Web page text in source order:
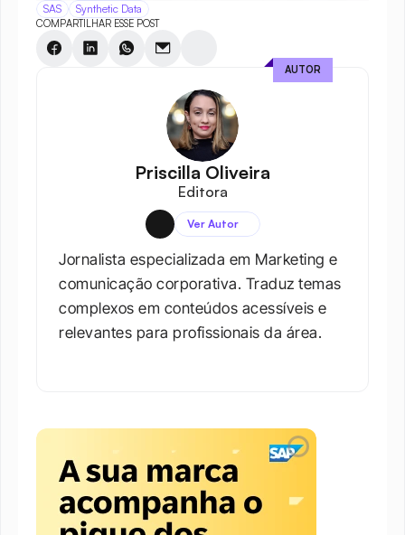
SAS Synthetic Data
COMPARTILHAR ESSE POST
Priscilla Oliveira
Editora
Ver Autor
Jornalista especializada em Marketing e
comunicação corporativa. Traduz temas
complexos em conteúdos acessíveis e
relevantes para profissionais da área.​
AUTOR